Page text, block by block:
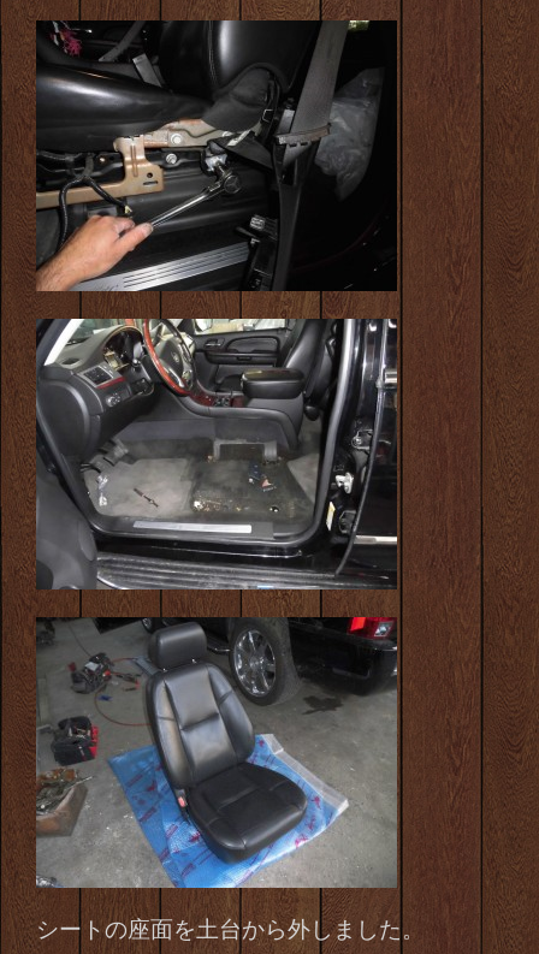
シートの座面を土台から外しました。